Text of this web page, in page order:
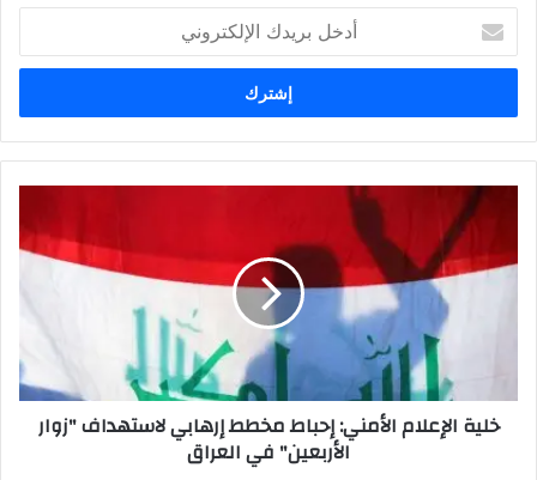
بريدك
الإلكتروني
إحباط
الأربعين"
فيخلية الإعلام الأمني: إحباط مخطط إرهابي لاستهداف "زوار
الأربعين" في العراق